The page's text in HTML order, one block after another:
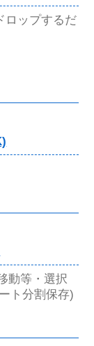
ロップするだ
動等・選択
ト分割保存)